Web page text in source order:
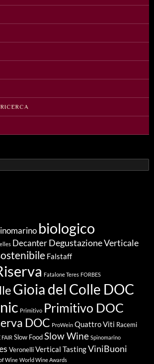
biologico
DecanterDegustazione Verticale
Falstaff
Fatalone Teres FORBES
Gioia del Colle DOC
Primitivo Primitivo DOC
DOC ProWein Quattro Viti Racemi
FAIR Slow Food Slow Wine Spinomarino
VeronelliVertical TastingViniBuoni
Wine World Wine Awards